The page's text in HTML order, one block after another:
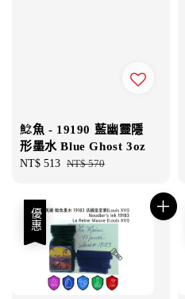
鯰魚 - 19190 藍幽靈隱
形墨水 Blue Ghost 3oz
Sale
NT$ 513 Regular
NT$ 570
優惠